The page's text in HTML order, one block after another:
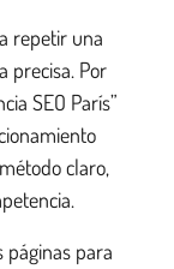
repetir una
precisa. Por
SEO París”
claro,
páginas para